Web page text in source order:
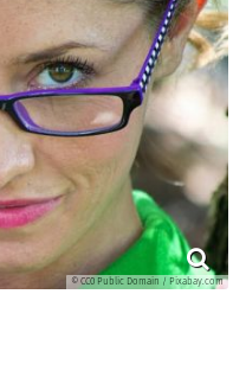
© CC0 Public Domain / Pixabay.com